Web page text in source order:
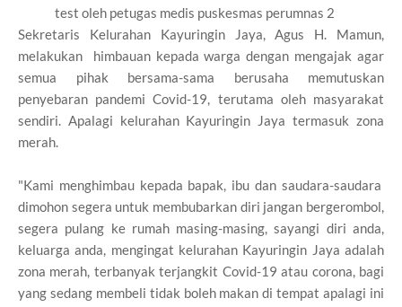
test oleh petugas medis puskesmas perumnas 2
Sekretaris Kelurahan Kayuringin Jaya, Agus H. Mamun,
melakukan himbauan kepada warga dengan mengajak agar
semua pihak bersama-sama berusaha memutuskan
penyebaran pandemi Covid-19, terutama oleh masyarakat
sendiri. Apalagi kelurahan Kayuringin Jaya termasuk zona
merah.
"Kami menghimbau kepada bapak, ibu dan saudara-saudara
dimohon segera untuk membubarkan diri jangan bergerombol,
segera pulang ke rumah masing-masing, sayangi diri anda,
keluarga anda, mengingat kelurahan Kayuringin Jaya adalah
zona merah, terbanyak terjangkit Covid-19 atau corona, bagi
yang sedang membeli tidak boleh makan di tempat apalagi ini